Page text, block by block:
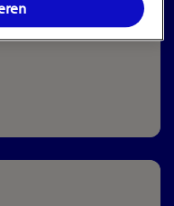
ein
Energiepolitik: